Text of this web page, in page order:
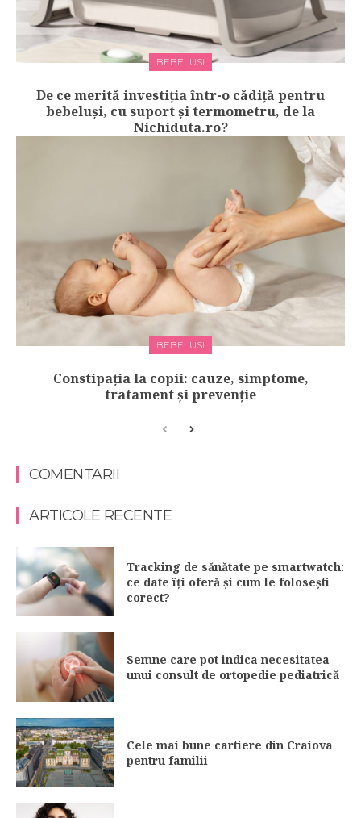
BEBELUSI
De ce merită investiția într-o cădiță pentru
bebeluși, cu suport și termometru, de la
Nichiduta.ro?
BEBELUSI
Constipația la copii: cauze, simptome,
tratament și prevenție
COMENTARII
ARTICOLE RECENTE
Tracking de sănătate pe smartwatch:
ce date îți oferă și cum le folosești
corect?
Semne care pot indica necesitatea
unui consult de ortopedie pediatrică
Cele mai bune cartiere din Craiova
pentru familii